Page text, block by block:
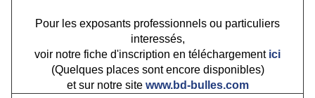
Pour les exposants professionnels ou particuliers
interessés,
voir notre fiche d'inscription en téléchargement ici
(Quelques places sont encore disponibles)
et sur notre site www.bd-bulles.com